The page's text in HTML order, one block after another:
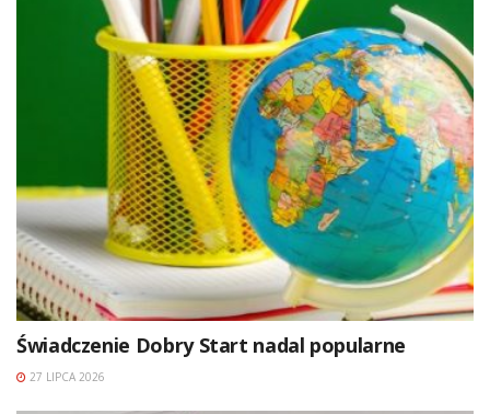
Świadczenie Dobry Start nadal popularne
27 LIPCA 2026